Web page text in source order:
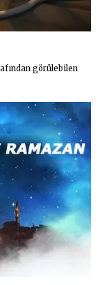
görülebilen